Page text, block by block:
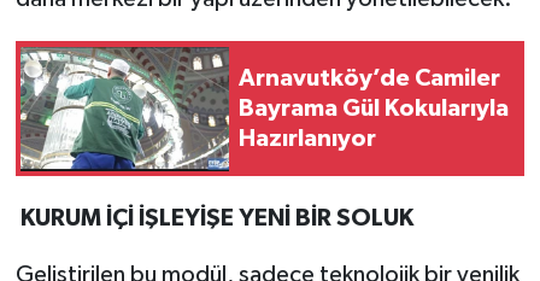
Arnavutköy’de Camiler
Bayrama Gül Kokularıyla
Hazırlanıyor
KURUM İÇİ İŞLEYİŞE YENİ BİR SOLUK
Geliştirilen bu modül, sadece teknolojik bir yenilik